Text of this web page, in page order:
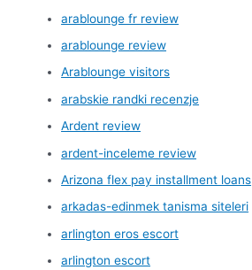
arablounge fr review
arablounge review
Arablounge visitors
arabskie randki recenzje
Ardent review
ardent-inceleme review
Arizona flex pay installment loans
arkadas-edinmek tanisma siteleri
arlington eros escort
arlington escort